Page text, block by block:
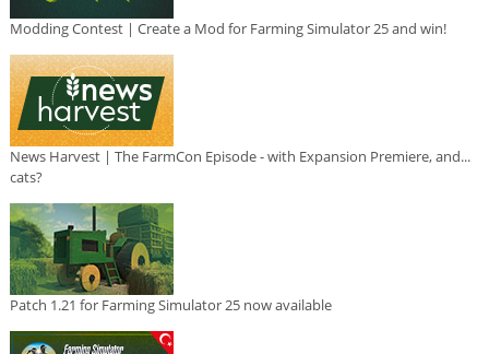
Modding Contest | Create a Mod for Farming Simulator 25 and win!
News Harvest | The FarmCon Episode - with Expansion Premiere, and...
cats?
Patch 1.21 for Farming Simulator 25 now available